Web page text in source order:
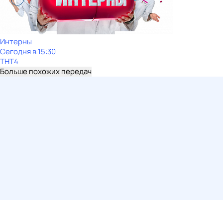
Интерны
Сегодня в 15:30
ТНТ4
Больше похожих передач